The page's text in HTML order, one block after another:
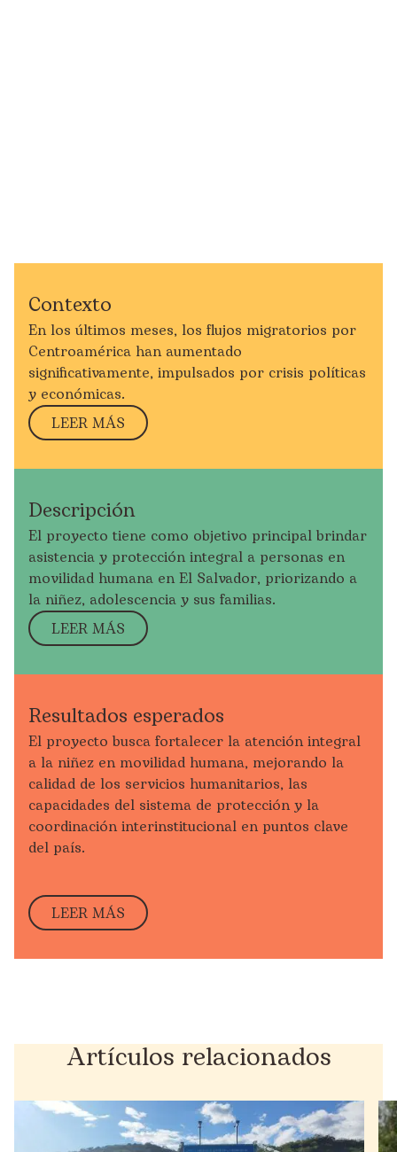
Contexto
En los últimos meses, los flujos migratorios por
Centroamérica han aumentado
significativamente, impulsados por crisis políticas
y económicas.
LEER MÁS
Descripción
El proyecto tiene como objetivo principal brindar
asistencia y protección integral a personas en
movilidad humana en El Salvador, priorizando a
la niñez, adolescencia y sus familias.
LEER MÁS
Resultados esperados
El proyecto busca fortalecer la atención integral
a la niñez en movilidad humana, mejorando la
calidad de los servicios humanitarios, las
capacidades del sistema de protección y la
coordinación interinstitucional en puntos clave
del país.
LEER MÁS
Artículos relacionados